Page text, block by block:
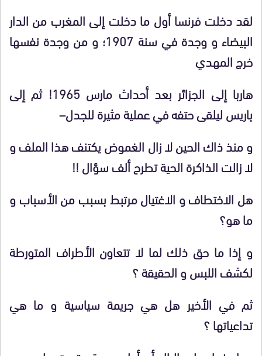
لقد دخلت فرنسا أول ما دخلت إلى المغرب من الدار
البيضاء و وجدة في سنة 1907؛ و من وجدة نفسها
خرج المهدي
هاربا إلى الجزائر بعد أحداث مارس 1965! ثم إلى
باريس ليلقى حتفه في عملية مثيرة للجدل–
و منذ ذاك الحين لا زال الغموض يكتنف هذا الملف و
لا زالت الذاكرة الحية تطرح ألف سؤال !!
هل الاختطاف و الاغتيال مرتبط بسبب من الأسباب و
ما هو؟
و إذا ما حق ذلك لما لا تتعاون الأطراف المتورطة
لكشف اللبس و الحقيقة ؟
ثم في الأخير هل هي جريمة سياسية و ما هي
تداعياتها ؟